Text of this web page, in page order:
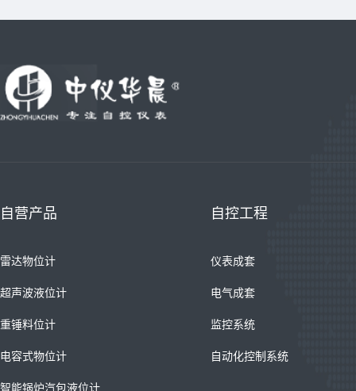
自营产品
雷达物位计
超声波液位计
重锤料位计
电容式物位计
智能锅炉汽包液位计
自控工程
仪表成套
电气成套
监控系统
自动化控制系统